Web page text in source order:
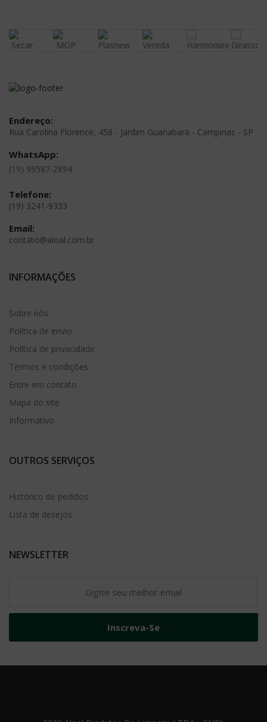
Endereço:
Rua Carolina Florence, 458 - Jardim Guanabara - Campinas - SP
WhatsApp:
(19) 99587-2894
Telefone:
(19) 3241-9333
Email:
contato@aloal.com.br
INFORMAÇÕES
Sobre nós
Política de envio
Política de privacidade
Termos e condições
Entre em contato
Mapa do site
Informativo
OUTROS SERVIÇOS
Histórico de pedidos
Lista de desejos
NEWSLETTER
Inscreva-Se